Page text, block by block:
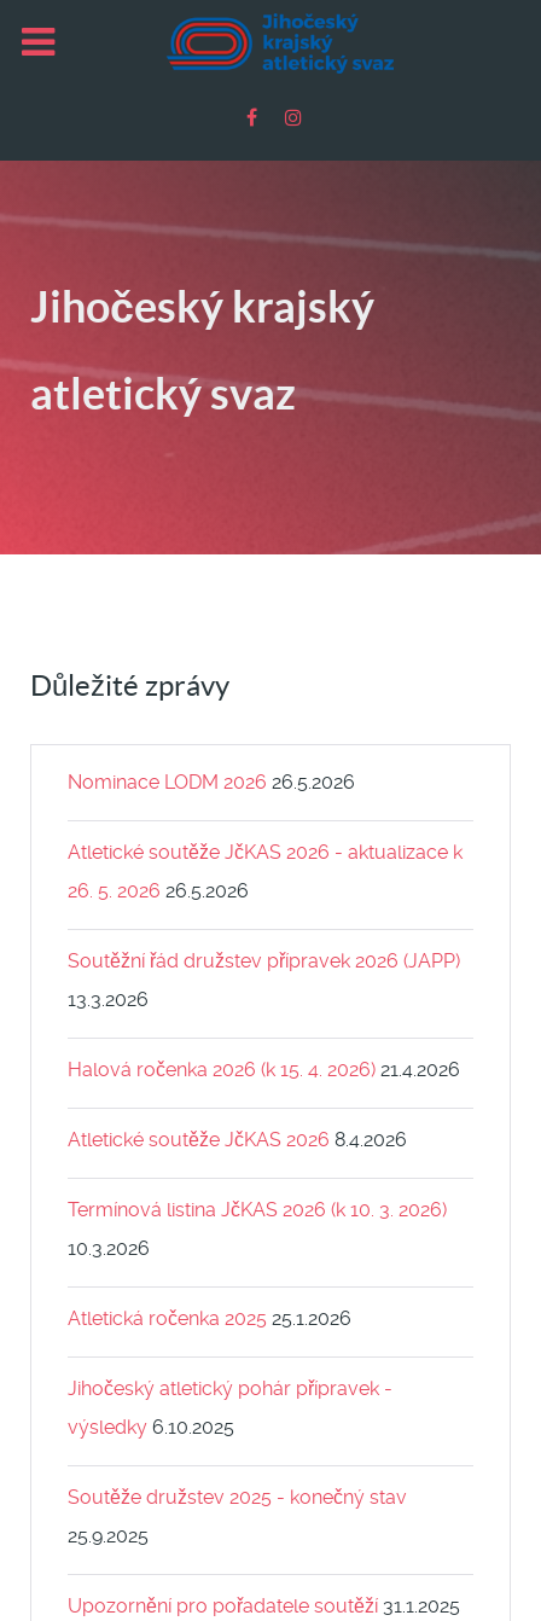
Jihočeský krajský
atletický svaz
Důležité zprávy
Nominace LODM 2026 26.5.2026
Atletické soutěže JčKAS 2026 - aktualizace k
26. 5. 2026 26.5.2026
Soutěžní řád družstev přípravek 2026 (JAPP)
13.3.2026
Halová ročenka 2026 (k 15. 4. 2026) 21.4.2026
Atletické soutěže JčKAS 2026 8.4.2026
Termínová listina JčKAS 2026 (k 10. 3. 2026)
10.3.2026
Atletická ročenka 2025 25.1.2026
Jihočeský atletický pohár přípravek -
výsledky 6.10.2025
Soutěže družstev 2025 - konečný stav
25.9.2025
Upozornění pro pořadatele soutěží 31.1.2025